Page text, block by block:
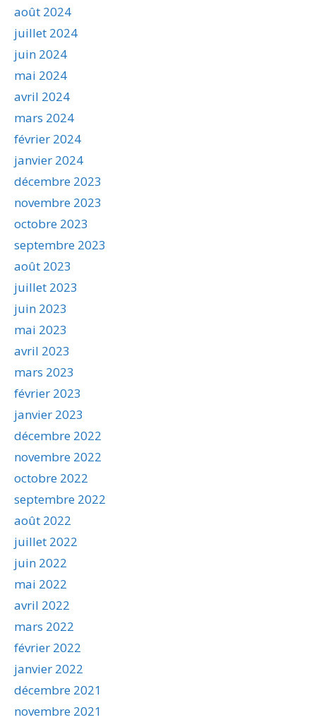
août 2024
juillet 2024
juin 2024
mai 2024
avril 2024
mars 2024
février 2024
janvier 2024
décembre 2023
novembre 2023
octobre 2023
septembre 2023
août 2023
juillet 2023
juin 2023
mai 2023
avril 2023
mars 2023
février 2023
janvier 2023
décembre 2022
novembre 2022
octobre 2022
septembre 2022
août 2022
juillet 2022
juin 2022
mai 2022
avril 2022
mars 2022
février 2022
janvier 2022
décembre 2021
novembre 2021